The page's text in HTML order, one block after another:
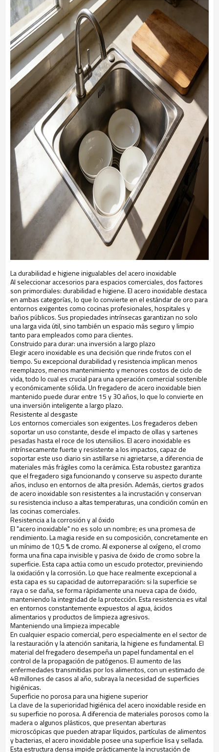
La durabilidad e higiene inigualables del acero inoxidable
Al seleccionar accesorios para espacios comerciales, dos factores
son primordiales: durabilidad e higiene. El acero inoxidable destaca
en ambas categorías, lo que lo convierte en el estándar de oro para
entornos exigentes como cocinas profesionales, hospitales y
baños públicos. Sus propiedades intrínsecas garantizan no solo
una larga vida útil, sino también un espacio más seguro y limpio
tanto para empleados como para clientes.
Construido para durar: una inversión a largo plazo
Elegir acero inoxidable es una decisión que rinde frutos con el
tiempo. Su excepcional durabilidad y resistencia implican menos
reemplazos, menos mantenimiento y menores costos de ciclo de
vida, todo lo cual es crucial para una operación comercial sostenible
y económicamente sólida. Un fregadero de acero inoxidable bien
mantenido puede durar entre 15 y 30 años, lo que lo convierte en
una inversión inteligente a largo plazo.
Resistente al desgaste
Los entornos comerciales son exigentes. Los fregaderos deben
soportar un uso constante, desde el impacto de ollas y sartenes
pesadas hasta el roce de los utensilios. El acero inoxidable es
intrínsecamente fuerte y resistente a los impactos, capaz de
soportar este uso diario sin astillarse ni agrietarse, a diferencia de
materiales más frágiles como la cerámica. Esta robustez garantiza
que el fregadero siga funcionando y conserve su aspecto durante
años, incluso en entornos de alta presión. Además, ciertos grados
de acero inoxidable son resistentes a la incrustación y conservan
su resistencia incluso a altas temperaturas, una condición común en
las cocinas comerciales.
Resistencia a la corrosión y al óxido
El "acero inoxidable" no es solo un nombre; es una promesa de
rendimiento. La magia reside en su composición, concretamente en
un mínimo de 10,5 % de cromo. Al exponerse al oxígeno, el cromo
forma una fina capa invisible y pasiva de óxido de cromo sobre la
superficie. Esta capa actúa como un escudo protector, previniendo
la oxidación y la corrosión. Lo que hace realmente excepcional a
esta capa es su capacidad de autorreparación: si la superficie se
raya o se daña, se forma rápidamente una nueva capa de óxido,
manteniendo la integridad de la protección. Esta resistencia es vital
en entornos constantemente expuestos al agua, ácidos
alimentarios y productos de limpieza agresivos.
Manteniendo una limpieza impecable
En cualquier espacio comercial, pero especialmente en el sector de
la restauración y la atención sanitaria, la higiene es fundamental. El
material del fregadero desempeña un papel fundamental en el
control de la propagación de patógenos. El aumento de las
enfermedades transmitidas por los alimentos, con un estimado de
48 millones de casos al año, subraya la necesidad de superficies
higiénicas.
Superficie no porosa para una higiene superior
La clave de la superioridad higiénica del acero inoxidable reside en
su superficie no porosa. A diferencia de materiales porosos como la
madera o algunos plásticos, que presentan aberturas
microscópicas que pueden atrapar líquidos, partículas de alimentos
y bacterias, el acero inoxidable posee una superficie lisa y sellada.
Esta estructura densa impide prácticamente la incrustación de